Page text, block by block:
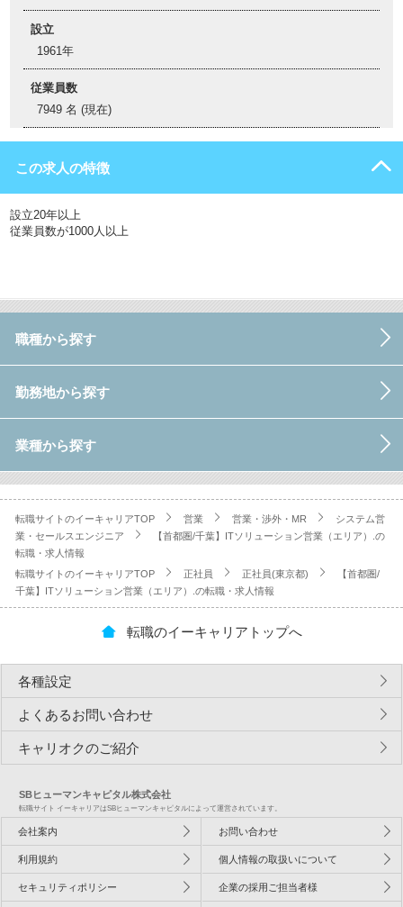
設立
1961年
従業員数
7949 名 (現在)
この求人の特徴
設立20年以上
従業員数が1000人以上
職種から探す
勤務地から探す
業種から探す
転職サイトのイーキャリアTOP 営業 営業・渉外・MR
システム営
業・セールスエンジニア
【首都圏/千葉】ITソリューション営業（エリア）.の
転職・求人情報
転職サイトのイーキャリアTOP
正社員 正社員(東京都)
【首都圏/
千葉】ITソリューション営業（エリア）.の転職・求人情報
転職のイーキャリアトップへ
各種設定
よくあるお問い合わせ
キャリオクのご紹介
SBヒューマンキャピタル株式会社
転職サイト イーキャリアはSBヒューマンキャピタルによって運営されています。
会社案内 お問い合わせ
利用規約 個人情報の取扱いについて
セキュリティポリシー 企業の採用ご担当者様